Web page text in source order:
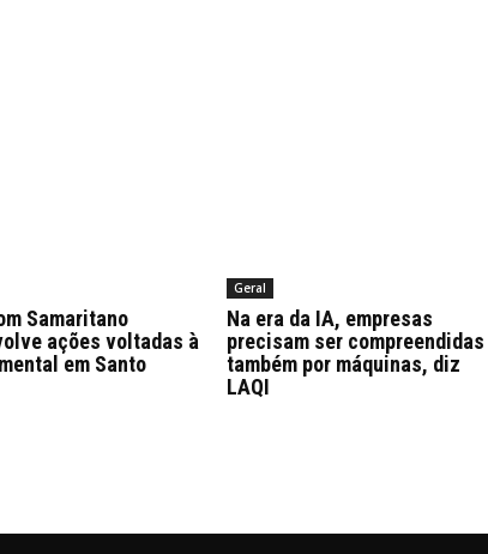
Samaritano
ações voltadas à
em Santo
Geral
Na era da IA, empresas
precisam ser compreendidas
também por máquinas, diz
LAQI